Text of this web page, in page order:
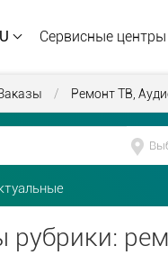
Сервисные центры
/ Ремонт ТВ,
рубрики: